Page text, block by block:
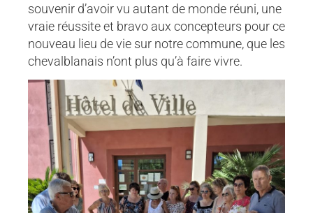
souvenir d’avoir vu autant de monde réuni, une
vraie réussite et bravo aux concepteurs pour ce
nouveau lieu de vie sur notre commune, que les
chevalblanais n’ont plus qu’à faire vivre.